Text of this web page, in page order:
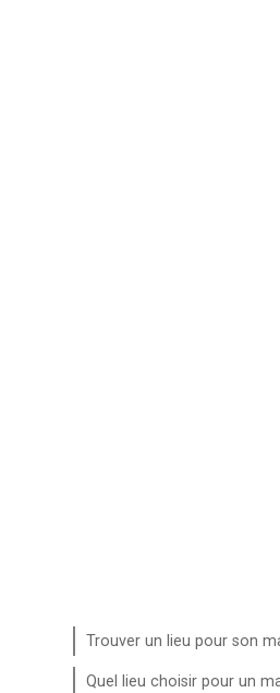
Trouver un lieu pour son
Quel lieu choisir pour un